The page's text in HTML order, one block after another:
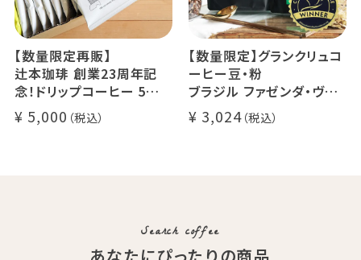
【数量限定再販】
辻本珈琲 創業23周年記
念！ドリップコーヒー 5種
50杯セット
アニバーサリーブレンド（コ
5,000
【数量限定】グランクリュコ
ーヒー豆・粉
ブラジル ファゼンダ・ヴァ
レ・ド・クリスタル（100g /
200g / 1kg）
3,024
Search coffee